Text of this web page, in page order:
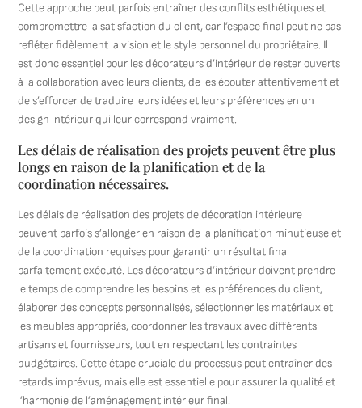
Cette approche peut parfois entraîner des conflits esthétiques et
compromettre la satisfaction du client, car l’espace final peut ne pas
refléter fidèlement la vision et le style personnel du propriétaire. Il
est donc essentiel pour les décorateurs d’intérieur de rester ouverts
à la collaboration avec leurs clients, de les écouter attentivement et
de s’efforcer de traduire leurs idées et leurs préférences en un
design intérieur qui leur correspond vraiment.
Les délais de réalisation des projets peuvent être plus
longs en raison de la planification et de la
coordination nécessaires.
Les délais de réalisation des projets de décoration intérieure
peuvent parfois s’allonger en raison de la planification minutieuse et
de la coordination requises pour garantir un résultat final
parfaitement exécuté. Les décorateurs d’intérieur doivent prendre
le temps de comprendre les besoins et les préférences du client,
élaborer des concepts personnalisés, sélectionner les matériaux et
les meubles appropriés, coordonner les travaux avec différents
artisans et fournisseurs, tout en respectant les contraintes
budgétaires. Cette étape cruciale du processus peut entraîner des
retards imprévus, mais elle est essentielle pour assurer la qualité et
l’harmonie de l’aménagement intérieur final.